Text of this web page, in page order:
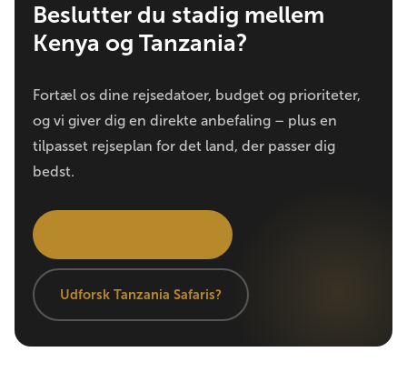
Beslutter du stadig mellem
Kenya og Tanzania?
Fortæl os dine rejsedatoer, budget og prioriteter,
og vi giver dig en direkte anbefaling – plus en
tilpasset rejseplan for det land, der passer dig
bedst.
Udforsk Tanzania Safaris?